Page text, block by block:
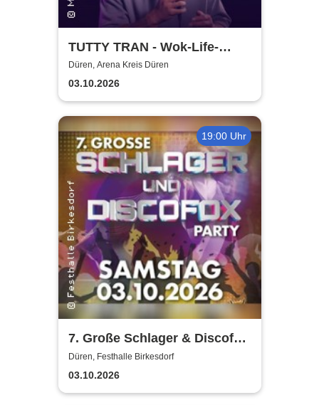
TUTTY TRAN - Wok-Life-
Balance
Düren, Arena Kreis Düren
03.10.2026
19:00 Uhr
7. Große Schlager & Discofox
Party | Festhalle-Birkesdorf
Düren, Festhalle Birkesdorf
03.10.2026